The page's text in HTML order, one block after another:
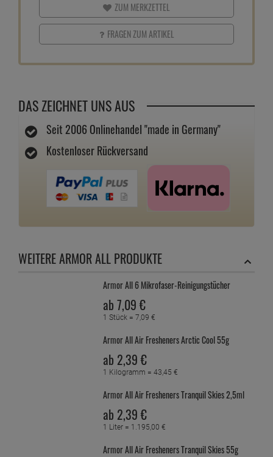
ZUM MERKZETTEL
FRAGEN ZUM ARTIKEL
DAS ZEICHNET UNS AUS
Seit 2006 Onlinehandel "made in Germany"
Kostenloser Rückversand
WEITERE ARMOR ALL PRODUKTE
Armor All 6 Mikrofaser-Reinigungstücher
ab7,09 €
1 Stück =7,09 €
Armor All Air Fresheners Arctic Cool 55g
ab 2,39 €
1 Kilogramm =43,45 €
Armor All Air Fresheners Tranquil Skies 2,5ml
ab 2,39 €
1 Liter = 1.195,00 €
Armor All Air Fresheners Tranquil Skies 55g